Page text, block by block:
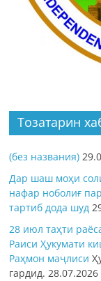
Тозатарин
(без названия)
Дар шаш моҳи
нафар ноболиғ
тартиб дода шуд
28 июл таҳти
Раиси Ҳукумати
Раҳмон маҷлиси
гардид.28.07.2026